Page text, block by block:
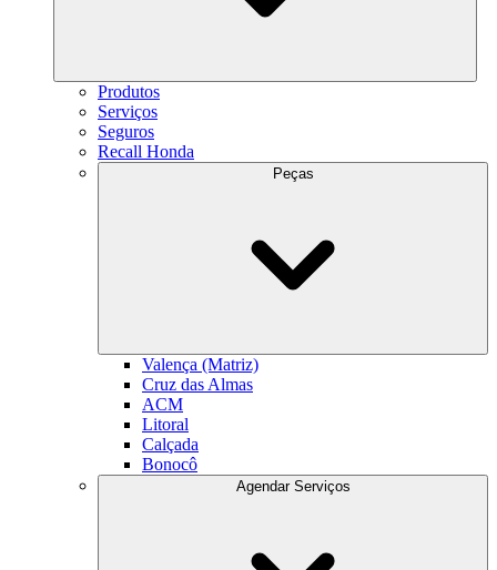
Produtos
Serviços
Seguros
Recall Honda
Valença (Matriz)
Cruz das Almas
ACM
Litoral
Calçada
Bonocô